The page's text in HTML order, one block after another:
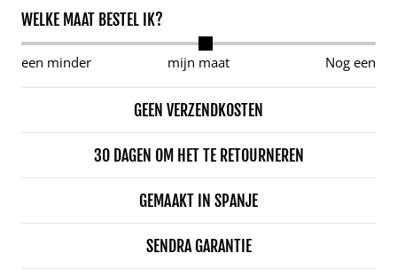
WELKE MAAT BESTEL IK?
een minder mijn maat Nog een
GEEN VERZENDKOSTEN
30 DAGEN OM HET TE RETOURNEREN
GEMAAKT IN SPANJE
SENDRA GARANTIE